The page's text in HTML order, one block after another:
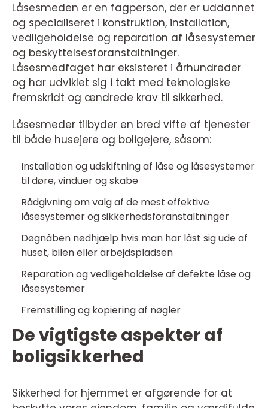
Låsesmeden er en fagperson, der er uddannet
og specialiseret i konstruktion, installation,
vedligeholdelse og reparation af låsesystemer
og beskyttelsesforanstaltninger.
Låsesmedfaget har eksisteret i århundreder
og har udviklet sig i takt med teknologiske
fremskridt og ændrede krav til sikkerhed.
Låsesmeder tilbyder en bred vifte af tjenester
til både husejere og boligejere, såsom:
Installation og udskiftning af låse og låsesystemer
til døre, vinduer og skabe
Rådgivning om valg af de mest effektive
låsesystemer og sikkerhedsforanstaltninger
Døgnåben nødhjælp hvis man har låst sig ude af
huset, bilen eller arbejdspladsen
Reparation og vedligeholdelse af defekte låse og
låsesystemer
Fremstilling og kopiering af nøgler
De vigtigste aspekter af
boligsikkerhed
Sikkerhed for hjemmet er afgørende for at